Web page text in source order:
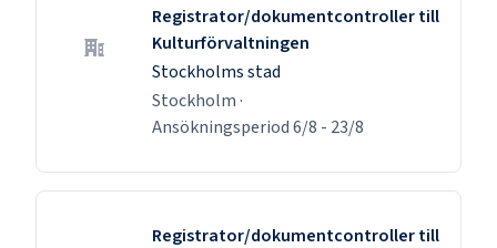
Registrator/dokumentcontroller till
Kulturförvaltningen
Stockholms stad
Stockholm ·
Ansökningsperiod6/8 - 23/8
Registrator/dokumentcontroller till